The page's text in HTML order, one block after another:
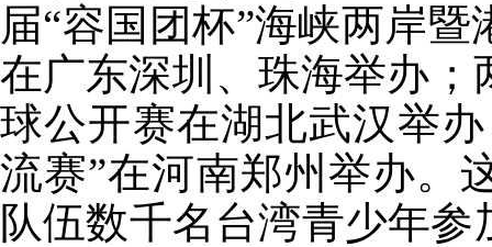
届“容国团杯”海峡两岸
在广东深圳、珠海举办
球公开赛在湖北武汉举
流赛”在河南郑州举办。
队伍数千名台湾青少年